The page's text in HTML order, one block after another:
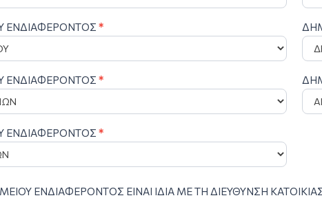
ΕΝΔΙΑΦΕΡΟΝΤΟΣ *
ΕΝΔΙΑΦΕΡΟΝΤΟΣ *
ΕΝΔΙΑΦΕΡΟΝΤΟΣ *
ΕΝΔΙΑΦΕΡΟΝΤΟΣ ΕΙΝΑΙ ΙΔΙΑ ΜΕ ΤΗ ΔΙΕΥΘΥΝΣΗ